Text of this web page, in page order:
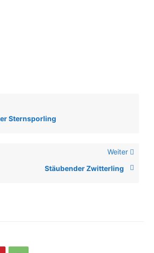
Sternsporling
Weiter
Stäubender Zwitterling